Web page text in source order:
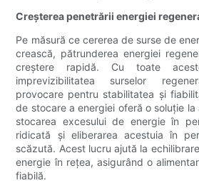
Creșterea penetrării energiei
Pe măsură ce cererea de surse de
crească, pătrunderea energiei
creștere rapidă. Cu toate
imprevizibilitatea surselor
provocare pentru stabilitatea și
de stocare a energiei oferă o soluție
stocarea excesului de energie în
ridicată și eliberarea acestuia în
scăzută. Acest lucru ajută la
energie în rețea, asigurând o
fiabilă.